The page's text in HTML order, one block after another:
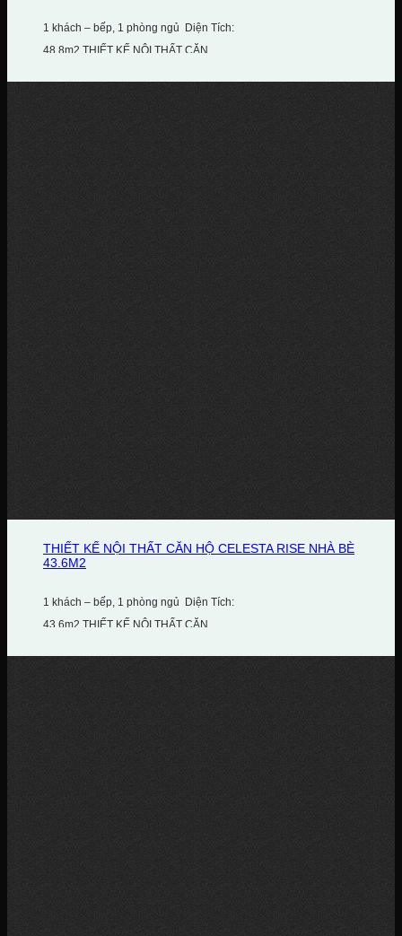
1 khách – bếp, 1 phòng ngủ Diện Tích:
48.8m2 THIẾT KẾ NỘI THẤT CĂN...
THIẾT KẾ NỘI THẤT CĂN HỘ CELESTA RISE NHÀ BÈ
43.6M2
1 khách – bếp, 1 phòng ngủ Diện Tích:
43.6m2 THIẾT KẾ NỘI THẤT CĂN...